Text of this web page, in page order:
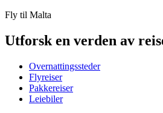
Fly til Malta
Utforsk en verden av
Overnattingssteder
Flyreiser
Pakkereiser
Leiebiler